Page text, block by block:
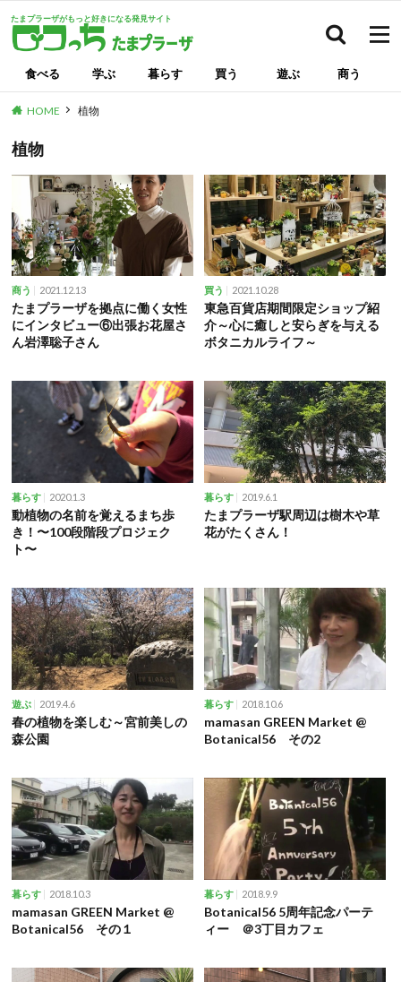
たまプラーザがもっと好きになる発見サイト
食べる 学ぶ 暮らす 買う 遊ぶ 商う
HOME 植物
植物
商う 2021.12.13
たまプラーザを拠点に働く女性
にインタビュー⑥出張お花屋さ
ん岩澤聡子さん
買う 2021.10.28
東急百貨店期間限定ショップ紹
介～心に癒しと安らぎを与える
ボタニカルライフ～
暮らす 2020.1.3
動植物の名前を覚えるまち歩
き！〜100段階段プロジェク
ト〜
暮らす 2019.6.1
たまプラーザ駅周辺は樹木や草
花がたくさん！
遊ぶ 2019.4.6
春の植物を楽しむ～宮前美しの
森公園
暮らす 2018.10.6
mamasan GREEN Market @
Botanical56 その2
暮らす 2018.10.3
mamasan GREEN Market @
Botanical56 その１
暮らす 2018.9.9
Botanical56 5周年記念パーテ
ィー ＠3丁目カフェ